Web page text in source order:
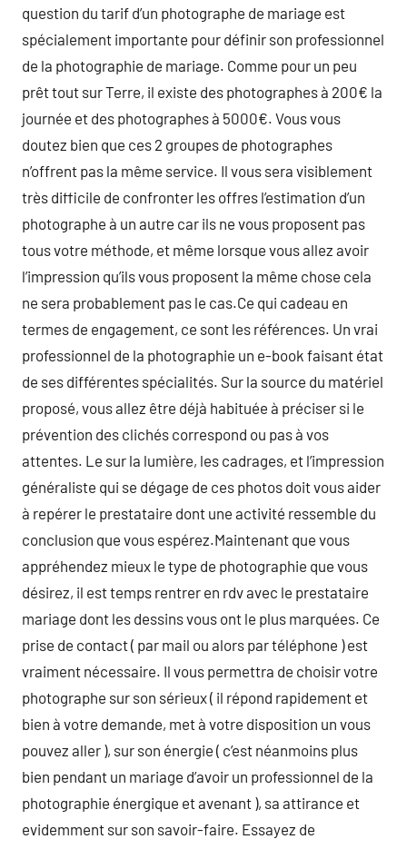
question du tarif d’un photographe de mariage est
spécialement importante pour définir son professionnel
de la photographie de mariage. Comme pour un peu
prêt tout sur Terre, il existe des photographes à 200€ la
journée et des photographes à 5000€. Vous vous
doutez bien que ces 2 groupes de photographes
n’offrent pas la même service. Il vous sera visiblement
très difficile de confronter les offres l’estimation d’un
photographe à un autre car ils ne vous proposent pas
tous votre méthode, et même lorsque vous allez avoir
l’impression qu’ils vous proposent la même chose cela
ne sera probablement pas le cas.Ce qui cadeau en
termes de engagement, ce sont les références. Un vrai
professionnel de la photographie un e-book faisant état
de ses différentes spécialités. Sur la source du matériel
proposé, vous allez être déjà habituée à préciser si le
prévention des clichés correspond ou pas à vos
attentes. Le sur la lumière, les cadrages, et l’impression
généraliste qui se dégage de ces photos doit vous aider
à repérer le prestataire dont une activité ressemble du
conclusion que vous espérez.Maintenant que vous
appréhendez mieux le type de photographie que vous
désirez, il est temps rentrer en rdv avec le prestataire
mariage dont les dessins vous ont le plus marquées. Ce
prise de contact ( par mail ou alors par téléphone ) est
vraiment nécessaire. Il vous permettra de choisir votre
photographe sur son sérieux ( il répond rapidement et
bien à votre demande, met à votre disposition un vous
pouvez aller ), sur son énergie ( c’est néanmoins plus
bien pendant un mariage d’avoir un professionnel de la
photographie énergique et avenant ), sa attirance et
evidemment sur son savoir-faire. Essayez de